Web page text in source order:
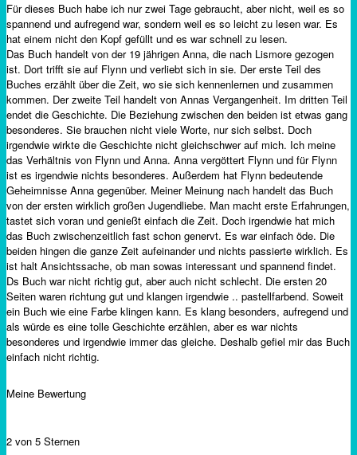
Für dieses Buch habe ich nur zwei Tage gebraucht, aber nicht, weil es so
spannend und aufregend war, sondern weil es so leicht zu lesen war. Es
hat einem nicht den Kopf gefüllt und es war schnell zu lesen.
Das Buch handelt von der 19 jährigen Anna, die nach Lismore gezogen
ist. Dort trifft sie auf Flynn und verliebt sich in sie. Der erste Teil des
Buches erzählt über die Zeit, wo sie sich kennenlernen und zusammen
kommen. Der zweite Teil handelt von Annas Vergangenheit. Im dritten Teil
endet die Geschichte. Die Beziehung zwischen den beiden ist etwas gang
besonderes. Sie brauchen nicht viele Worte, nur sich selbst. Doch
irgendwie wirkte die Geschichte nicht gleichschwer auf mich. Ich meine
das Verhältnis von Flynn und Anna. Anna vergöttert Flynn und für Flynn
ist es irgendwie nichts besonderes. Außerdem hat Flynn bedeutende
Geheimnisse Anna gegenüber. Meiner Meinung nach handelt das Buch
von der ersten wirklich großen Jugendliebe. Man macht erste Erfahrungen,
tastet sich voran und genießt einfach die Zeit. Doch irgendwie hat mich
das Buch zwischenzeitlich fast schon genervt. Es war einfach öde. Die
beiden hingen die ganze Zeit aufeinander und nichts passierte wirklich. Es
ist halt Ansichtssache, ob man sowas interessant und spannend findet.
Ds Buch war nicht richtig gut, aber auch nicht schlecht. Die ersten 20
Seiten waren richtung gut und klangen irgendwie .. pastellfarbend. Soweit
ein Buch wie eine Farbe klingen kann. Es klang besonders, aufregend und
als würde es eine tolle Geschichte erzählen, aber es war nichts
besonderes und irgendwie immer das gleiche. Deshalb gefiel mir das Buch
einfach nicht richtig.
Meine Bewertung
2 von 5 Sternen